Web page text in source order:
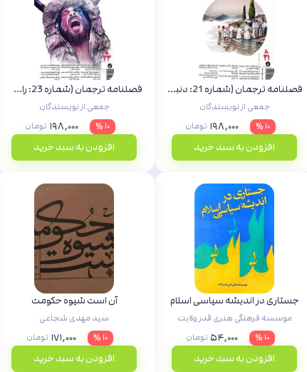
فصلنامه ترجمان (شماره 21: دنبالم بیا)
جمعی از نویسندگان
۱۰ %
۱۹۸,۰۰۰ تومان
افزودن به سبد خرید
فصلنامه ترجمان (شماره 23: راست های افراطی چه می گویند؟)
جمعی از نویسندگان
۱۰ %
۱۹۸,۰۰۰ تومان
افزودن به سبد خرید
جستاری در اندیشه سیاسی اسلام
موسسه فرهنگی هنری قدر ولایت
۱۰ %
۵۴,۰۰۰ تومان
افزودن به سبد خرید
آن است شیوه حکومت
سید مهدی شجاعی
۱۰ %
۱۷۱,۰۰۰ تومان
افزودن به سبد خرید